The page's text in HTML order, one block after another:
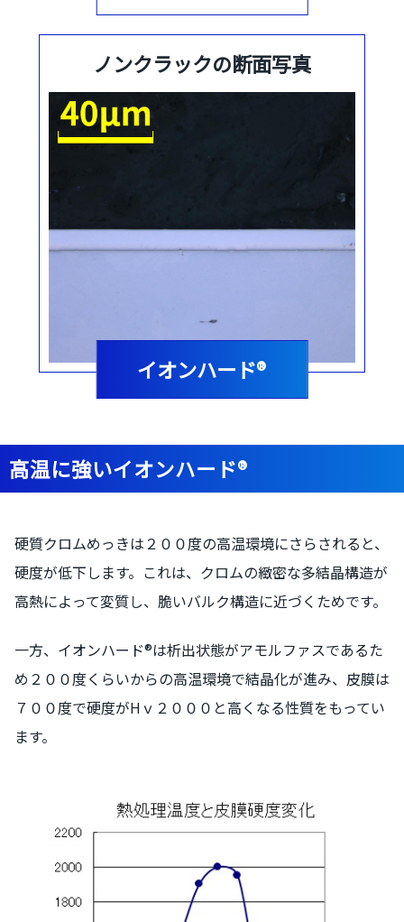
ノンクラックの断面写真
イオンハード®
高温に強いイオンハード®
硬質クロムめっきは２００度の高温環境にさらされると、
硬度が低下します。これは、クロムの緻密な多結晶構造が
高熱によって変質し、脆いバルク構造に近づくためです。
一方、イオンハード®は析出状態がアモルファスであるた
め２００度くらいからの高温環境で結晶化が進み、皮膜は
７００度で硬度がHｖ２０００と高くなる性質をもってい
ます。